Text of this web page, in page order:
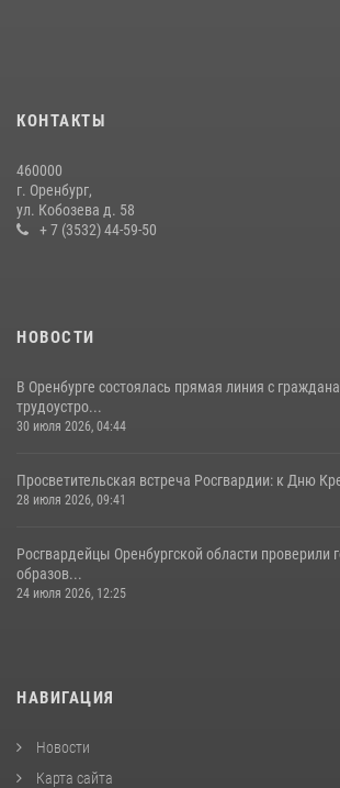
В Управлении Росгвардии по Оренбургской
служебно-боевой деятельности за первое
17 июля 2026, 11:30
КОНТАКТЫ
460000
г. Оренбург,
ул. Кобозева д. 58
+ 7 (3532) 44-59-50
НОВОСТИ
В Оренбурге состоялась прямая линия с
трудоустро...
30 июля 2026, 04:44
Просветительская встреча Росгвардии: к Дню
28 июля 2026, 09:41
Росгвардейцы Оренбургской области проверили
образов...
24 июля 2026, 12:25
НАВИГАЦИЯ
Новости
Карта сайта